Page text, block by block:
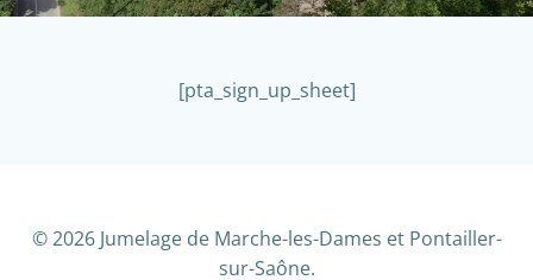
[pta_sign_up_sheet]
© 2026 Jumelage de Marche-les-Dames et Pontailler-
sur-Saône.